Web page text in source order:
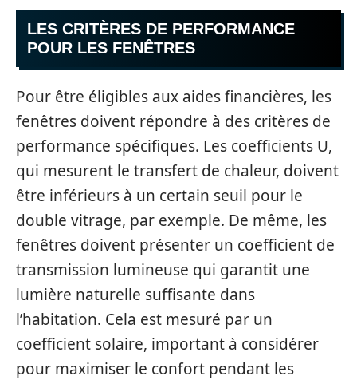
LES CRITÈRES DE PERFORMANCE
POUR LES FENÊTRES
Pour être éligibles aux aides financières, les
fenêtres doivent répondre à des critères de
performance spécifiques. Les coefficients U,
qui mesurent le transfert de chaleur, doivent
être inférieurs à un certain seuil pour le
double vitrage, par exemple. De même, les
fenêtres doivent présenter un coefficient de
transmission lumineuse qui garantit une
lumière naturelle suffisante dans
l’habitation. Cela est mesuré par un
coefficient solaire, important à considérer
pour maximiser le confort pendant les